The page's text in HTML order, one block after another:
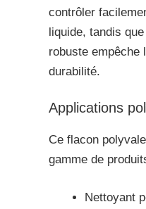
contrôler
liquide, tandis
robuste empêche
durabilité.
Applications
Ce flacon
gamme de
Nettoyant